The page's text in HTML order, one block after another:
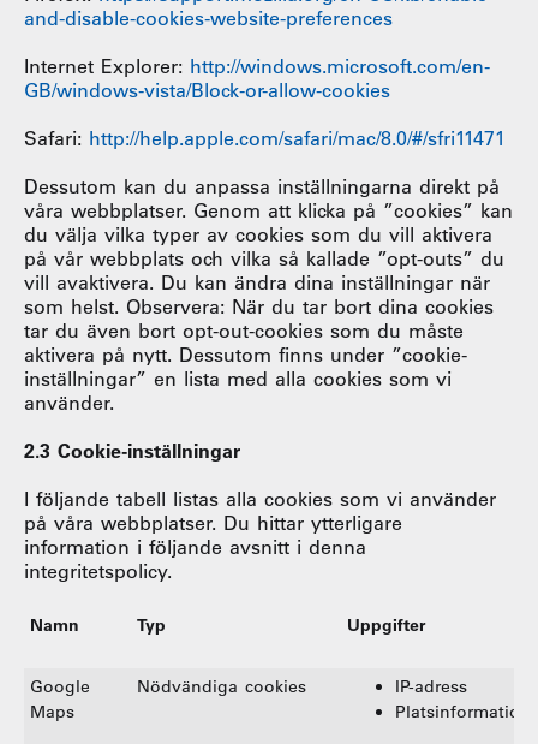
and-disable-cookies-website-preferences
Internet Explorer: http://windows.microsoft.com/en-
GB/windows-vista/Block-or-allow-cookies
Safari: http://help.apple.com/safari/mac/8.0/#/sfri11471
Dessutom kan du anpassa inställningarna direkt på
våra webbplatser. Genom att klicka på ”cookies” kan
du välja vilka typer av cookies som du vill aktivera
på vår webbplats och vilka så kallade ”opt-outs” du
vill avaktivera. Du kan ändra dina inställningar när
som helst. Observera: När du tar bort dina cookies
tar du även bort opt-out-cookies som du måste
aktivera på nytt. Dessutom finns under ”cookie-
inställningar” en lista med alla cookies som vi
använder.
2.3 Cookie-inställningar
I följande tabell listas alla cookies som vi använder
på våra webbplatser. Du hittar ytterligare
information i följande avsnitt i denna
integritetspolicy.
Namn Typ Uppgifter
Google
Maps
Nödvändiga cookies
IP-adress
Platsinformation